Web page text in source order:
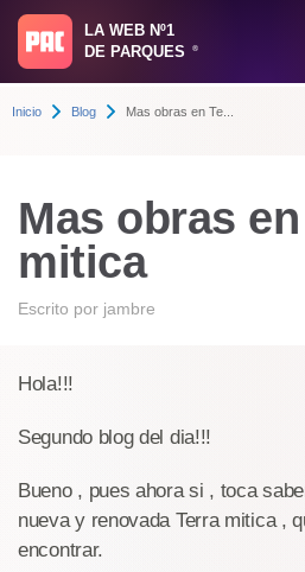
LA WEB Nº1
DE PARQUES
®
Inicio Blog Mas obras en Te...
Mas obras
mitica
Escrito por jambre
Hola!!!
Segundo blog del dia!!!
Bueno , pues ahora si , toca
nueva y renovada Terra mitica ,
encontrar.